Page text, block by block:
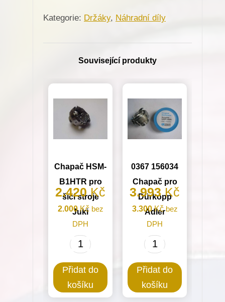
Minerva
množství
Kategorie: Držáky, Náhradní díly
Související produkty
Chapač HSM-
B1HTR pro
šicí stroje
Juki
2.420Kč
2.000Kčbez
DPH
Chapač
B1HTR
pro
Přidat do
košíku
0367 156034
Chapač pro
Dürkopp
Adler
3.993Kč
3.300Kčbez
DPH
0367
Chapač
pro
Přidat do
košíku